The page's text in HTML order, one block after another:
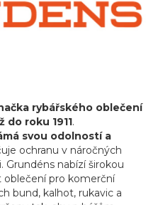
rybářského oblečení
roku 1911.
svou odolností a
ochranu v náročných
Grundéns nabízí širokou
oblečení pro komerční
bund, kalhot, rukavic a